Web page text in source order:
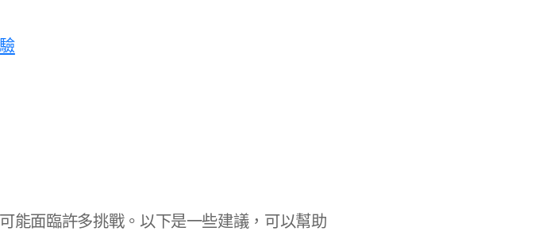
能面臨許多挑戰。以下是一些建議，可以幫助